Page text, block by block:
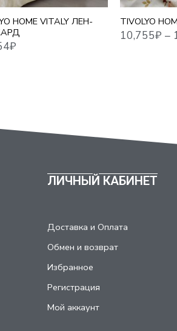
HOME VITALY ЛЕН-
TIVOLYO
ЛИЧНЫЙ КАБИНЕТ
Доставка и Оплата
Обмен и возврат
Избранное
Регистрация
Мой аккаунт